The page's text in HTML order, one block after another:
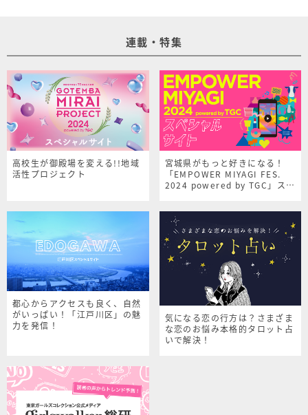
連載・特集
高校生が御殿場を変える!!地域
活性プロジェクト
宮城県がもっと好きになる！
「EMPOWER MIYAGI FES.
2024 powered by TGC」スペ
都心からアクセスも良く、自然
がいっぱい！「江戸川区」の魅
力を発信！
気になる恋の行方は？さまざま
な恋のお悩み本格的タロット占
いで解決！